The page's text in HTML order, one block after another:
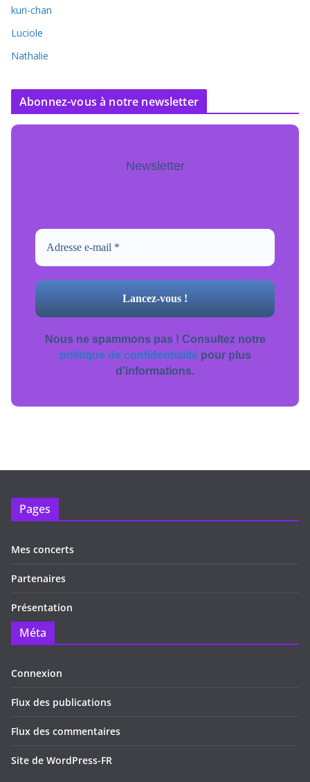
kuri-chan
Luciole
Nathalie
Abonnez-vous à notre newsletter
Newsletter
Nous ne spammons pas ! Consultez notre
politique de confidentialitépour plus
d’informations.
Pages
Mes concerts
Partenaires
Présentation
Méta
Connexion
Flux des publications
Flux des commentaires
Site de WordPress-FR